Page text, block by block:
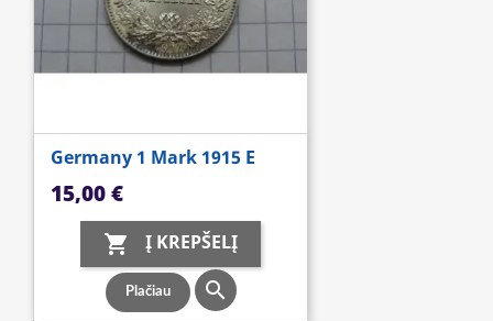
Germany 1 Mark 1915 E
Kaina
15,00 €
 Į KREPŠELĮ
Plačiau 